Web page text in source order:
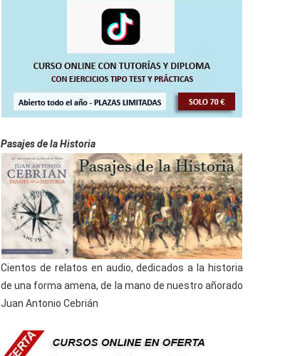
Pasajes de la Historia
Cientos de relatos en audio, dedicados a la historia
de una forma amena, de la mano de nuestro añorado
Juan Antonio Cebrián